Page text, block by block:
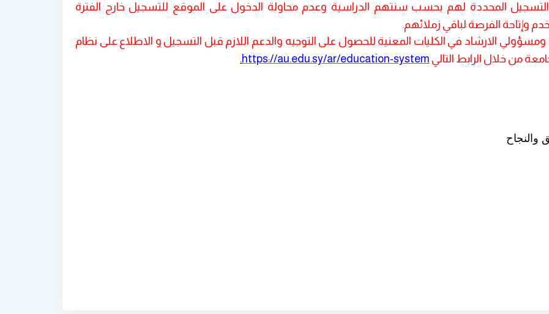
المحددة لهم بحسب سنتهم الدراسية وعدم محاولة الدخول على الموقع للتسجيل خارج الفترة
وإتاحة الفرصة لباقي زملائهم.
الارشاد في الكليات المعنية للحصول على التوجيه والدعم اللازم قبل التسجيل و الاطلاع على نظام
من خلال الرابط التالي https://au.edu.sy/ar/education-system
.
والنجاح